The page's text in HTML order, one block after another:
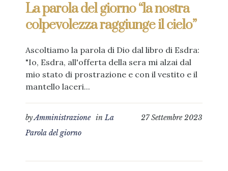
La parola del giorno “la nostra
colpevolezza raggiunge il cielo”
Ascoltiamo la parola di Dio dal libro di Esdra:
"Io, Esdra, all'offerta della sera mi alzai dal
mio stato di prostrazione e con il vestito e il
mantello laceri...
27 Settembre 2023
byAmministrazione inLa
Parola del giorno